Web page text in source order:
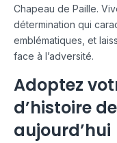
Chapeau de Paille.
détermination qui
emblématiques, et
face à l’adversité.
Adoptez
d’histoire
aujourd’hui